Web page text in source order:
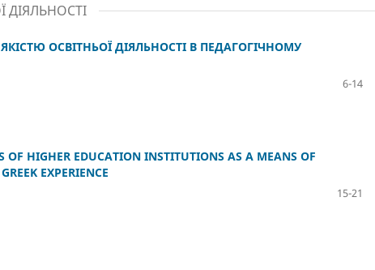
ДІЯЛЬНОСТІ
ОСВІТНЬОЇ ДІЯЛЬНОСТІ В ПЕДАГОГІЧНОМУ
6-14
HIGHER EDUCATION INSTITUTIONS AS A MEANS OF
EXPERIENCE
15-21